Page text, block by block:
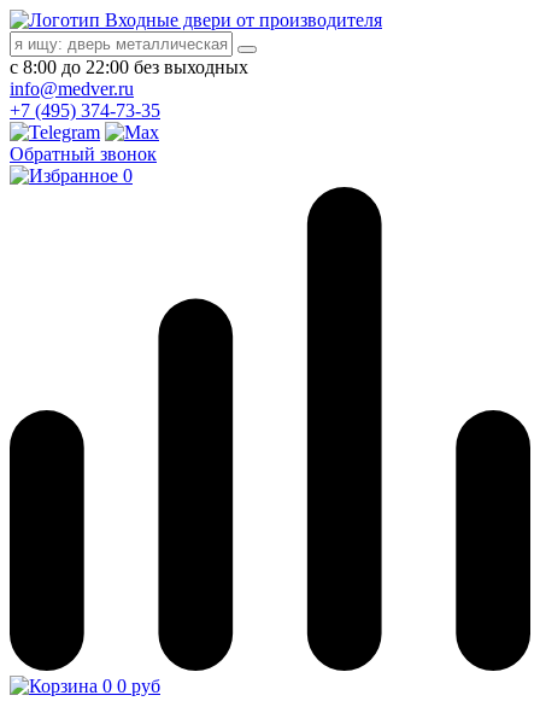
Входные двери от производителя
с 8:00 до 22:00 без выходных
info@medver.ru
+7 (495) 374-73-35
Обратный звонок
0
0 0 руб